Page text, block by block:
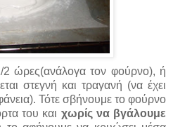
ώρες(ανάλογα τον φούρνο), ή
στεγνή και τραγανή (να έχει
Τότε σβήνουμε το φούρνο
του και χωρίς να βγάλουμε